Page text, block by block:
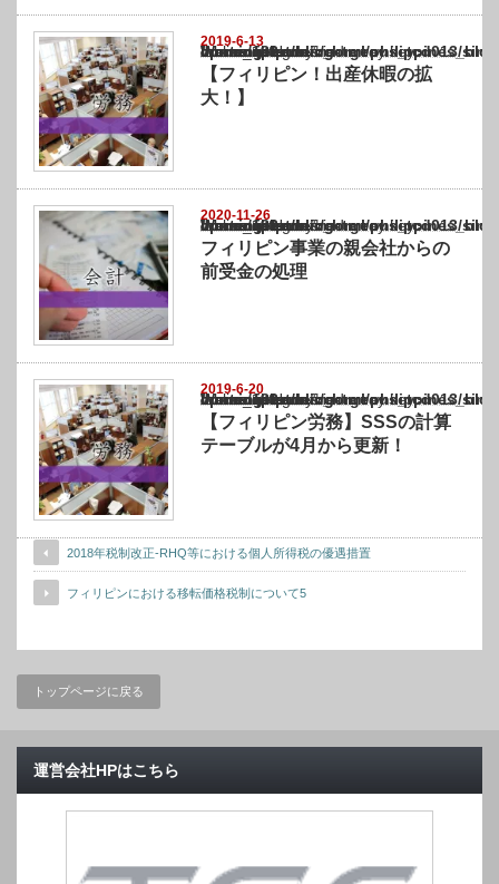
2019-6-13
Warning
: Undefined array key "show_category" in
/home/netst/kuno-cpa.co.jp/public_html/philippines_blog/wp-content/themes/
on line183
【フィリピン！出産休暇の拡
大！】
2020-11-26
Warning
: Undefined array key "show_category" in
/home/netst/kuno-cpa.co.jp/public_html/philippines_blog/wp-content/themes/
on line183
フィリピン事業の親会社からの
前受金の処理
2019-6-20
Warning
: Undefined array key "show_category" in
/home/netst/kuno-cpa.co.jp/public_html/philippines_blog/wp-content/themes/
on line183
【フィリピン労務】SSSの計算
テーブルが4月から更新！
2018年税制改正-RHQ等における個人所得税の優遇措置
フィリピンにおける移転価格税制について5
トップページに戻る
運営会社HPはこちら